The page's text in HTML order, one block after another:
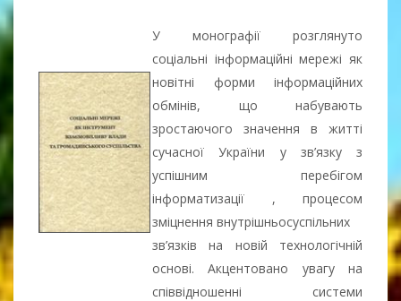
У монографії розглянуто
соціальні інформаційні мережі як
новітні форми інформаційних
обмінів, що набувають
зростаючого значення в житті
сучасної України у зв’язку з
успішним перебігом
інформатизації , процесом
зміцнення внутрішньосуспільних
зв’язків на новій технологічній
основі. Акцентовано увагу на
співвідношенні системи